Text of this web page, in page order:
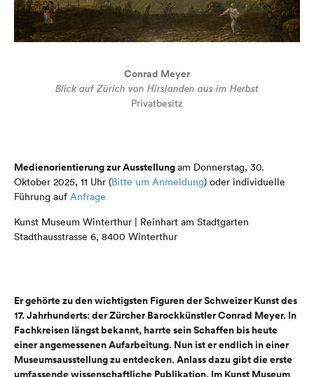
Conrad Meyer
Blick auf Zürich von Hirslanden aus im Herbst
Privatbesitz
Medienorientierung zur Ausstellungam Donnerstag, 30.
Oktober 2025, 11 Uhr (Bitte um Anmeldung) oder individuelle
Führung auf Anfrage
Kunst Museum Winterthur | Reinhart am Stadtgarten
Stadthausstrasse 6, 8400 Winterthur
Er gehörte zu den wichtigsten Figuren der Schweizer Kunst des
17. Jahrhunderts: der Zürcher Barockkünstler Conrad Meyer. In
Fachkreisen längst bekannt, harrte sein Schaffen bis heute
einer angemessenen Aufarbeitung. Nun ist er endlich in einer
Museumsausstellung zu entdecken. Anlass dazu gibt die erste
umfassende wissenschaftliche Publikation. Im Kunst Museum